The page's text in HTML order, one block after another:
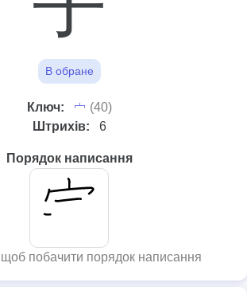
В обране
Ключ: ⼧ (40)
Штрихів:
6
Порядок написання
щоб побачити порядок написання